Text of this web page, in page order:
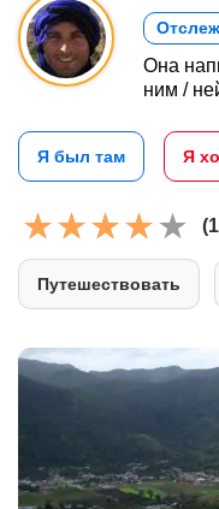
Она
ним /
Я был там Я
Путешествовать